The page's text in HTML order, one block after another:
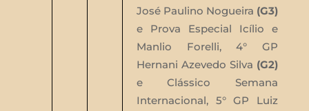
José Paulino Nogueira (G3)
e Prova Especial Icílio e
Manlio Forelli, 4° GP
Hernani Azevedo Silva (G2)
e Clássico Semana
Internacional, 5° GP Luiz